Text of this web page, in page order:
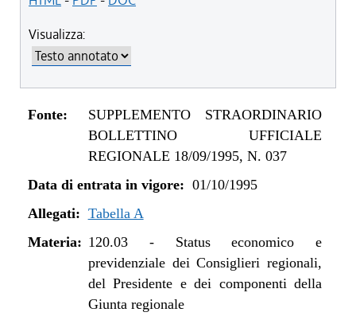
Visualizza:
Fonte:
SUPPLEMENTO STRAORDINARIO
BOLLETTINO UFFICIALE
REGIONALE 18/09/1995, N. 037
Data di entrata in vigore: 01/10/1995
Allegati: Tabella A
Materia: 120.03- Status economico e
previdenziale dei Consiglieri regionali,
del Presidente e dei componenti della
Giunta regionale